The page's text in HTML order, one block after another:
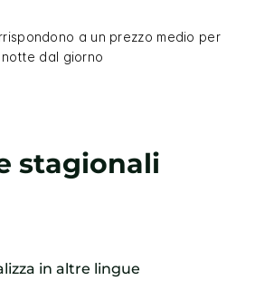
a un prezzo medio per
notte dal giorno
stagionali
in altre lingue